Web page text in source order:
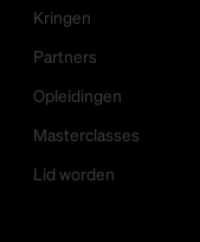
Kringen
Partners
Opleidingen
Masterclasses
Lid worden